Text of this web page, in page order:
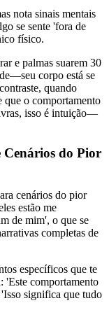
nota sinais mentais
se sente 'fora de
físico.
e palmas suarem 30
corpo está se
quando
que o comportamento
isso é intuição—
Cenários do Pior
cenários do pior
estão me
de mim', o que se
completas de
específicos que te
'Este comportamento
significa que tudo